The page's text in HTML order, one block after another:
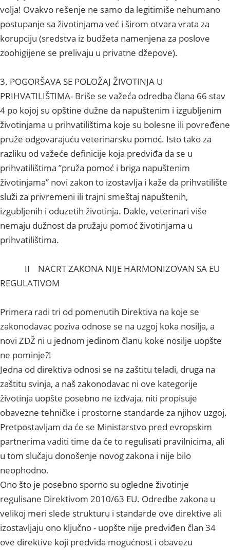
volja! Ovakvo rešenje ne samo da legitimiše nehumano
postupanje sa životinjama već i širom otvara vrata za
korupciju (sredstva iz budžeta namenjena za poslove
zoohigijene se prelivaju u privatne džepove).
3. POGORŠAVA SE POLOŽAJ ŽIVOTINJA U
PRIHVATILIŠTIMA- Briše se važeća odredba člana 66 stav
4 po kojoj su opštine dužne da napuštenim i izgubljenim
životinjama u prihvatilištima koje su bolesne ili povređene
pruže odgovarajuću veterinarsku pomoć. Isto tako za
razliku od važeće definicije koja predviđa da se u
prihvatilištima ’’pruža pomoć i briga napuštenim
životinjama’’ novi zakon to izostavlja i kaže da prihvatilište
služi za privremeni ili trajni smeštaj napuštenih,
izgubljenih i oduzetih životinja. Dakle, veterinari više
nemaju dužnost da pružaju pomoć životinjama u
prihvatilištima.
II NACRT ZAKONA NIJE HARMONIZOVAN SA EU
REGULATIVOM
Primera radi tri od pomenutih Direktiva na koje se
zakonodavac poziva odnose se na uzgoj koka nosilja, a
novi ZDŽ ni u jednom jedinom članu koke nosilje uopšte
ne pominje?!
Jedna od direktiva odnosi se na zaštitu teladi, druga na
zaštitu svinja, a naš zakonodavac ni ove kategorije
životinja uopšte posebno ne izdvaja, niti propisuje
obavezne tehničke i prostorne standarde za njihov uzgoj.
Pretpostavljam da će se Ministarstvo pred evropskim
partnerima vaditi time da će to regulisati pravilnicima, ali
u tom slučaju donošenje novog zakona i nije bilo
neophodno.
Ono što je posebno sporno su ogledne životinje
regulisane Direktivom 2010/63 EU. Odredbe zakona u
velikoj meri slede strukturu i standarde ove direktive ali
izostavljaju ono ključno - uopšte nije predviđen član 34
ove direktive koji predviđa mogućnost i obavezu